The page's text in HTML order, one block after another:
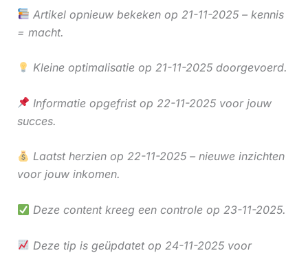
Artikel opnieuw bekeken op 21-11-2025 – kennis
= macht.
Kleine optimalisatie op 21-11-2025 doorgevoerd.
Informatie opgefrist op 22-11-2025 voor jouw
succes.
Laatst herzien op 22-11-2025 – nieuwe inzichten
voor jouw inkomen.
Deze content kreeg een controle op 23-11-2025.
Deze tip is geüpdatet op 24-11-2025 voor